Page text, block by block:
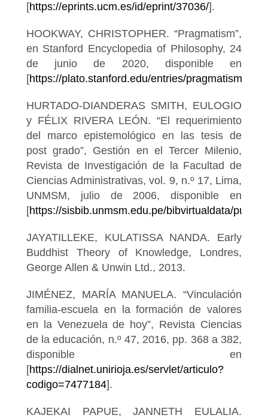
[https://eprints.ucm.es/id/eprint/37036/].
HOOKWAY, CHRISTOPHER. “Pragmatism”,
en Stanford Encyclopedia of Philosophy, 24
de junio de 2020, disponible en
[https://plato.stanford.edu/entries/pragmatism/
HURTADO-DIANDERAS SMITH, EULOGIO
y FÉLIX RIVERA LEÓN. “El requerimiento
del marco epistemológico en las tesis de
post grado”, Gestión en el Tercer Milenio,
Revista de Investigación de la Facultad de
Ciencias Administrativas, vol. 9, n.º 17, Lima,
UNMSM, julio de 2006, disponible en
[https://sisbib.unmsm.edu.pe/bibvirtualdata/
JAYATILLEKE, KULATISSA NANDA. Early
Buddhist Theory of Knowledge, Londres,
George Allen & Unwin Ltd., 2013.
JIMÉNEZ, MARÍA MANUELA. “Vinculación
familia-escuela en la formación de valores
en la Venezuela de hoy”, Revista Ciencias
de la educación, n.º 47, 2016, pp. 368 a 382,
disponible en
[https://dialnet.unirioja.es/servlet/articulo?
codigo=7477184].
KAJEKAI PAPUE, JANNETH EULALIA.